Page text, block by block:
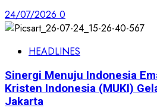
24/07/2026 0
HEADLINES
Sinergi Menuju Indonesia
Kristen Indonesia (MUKI)
Jakarta